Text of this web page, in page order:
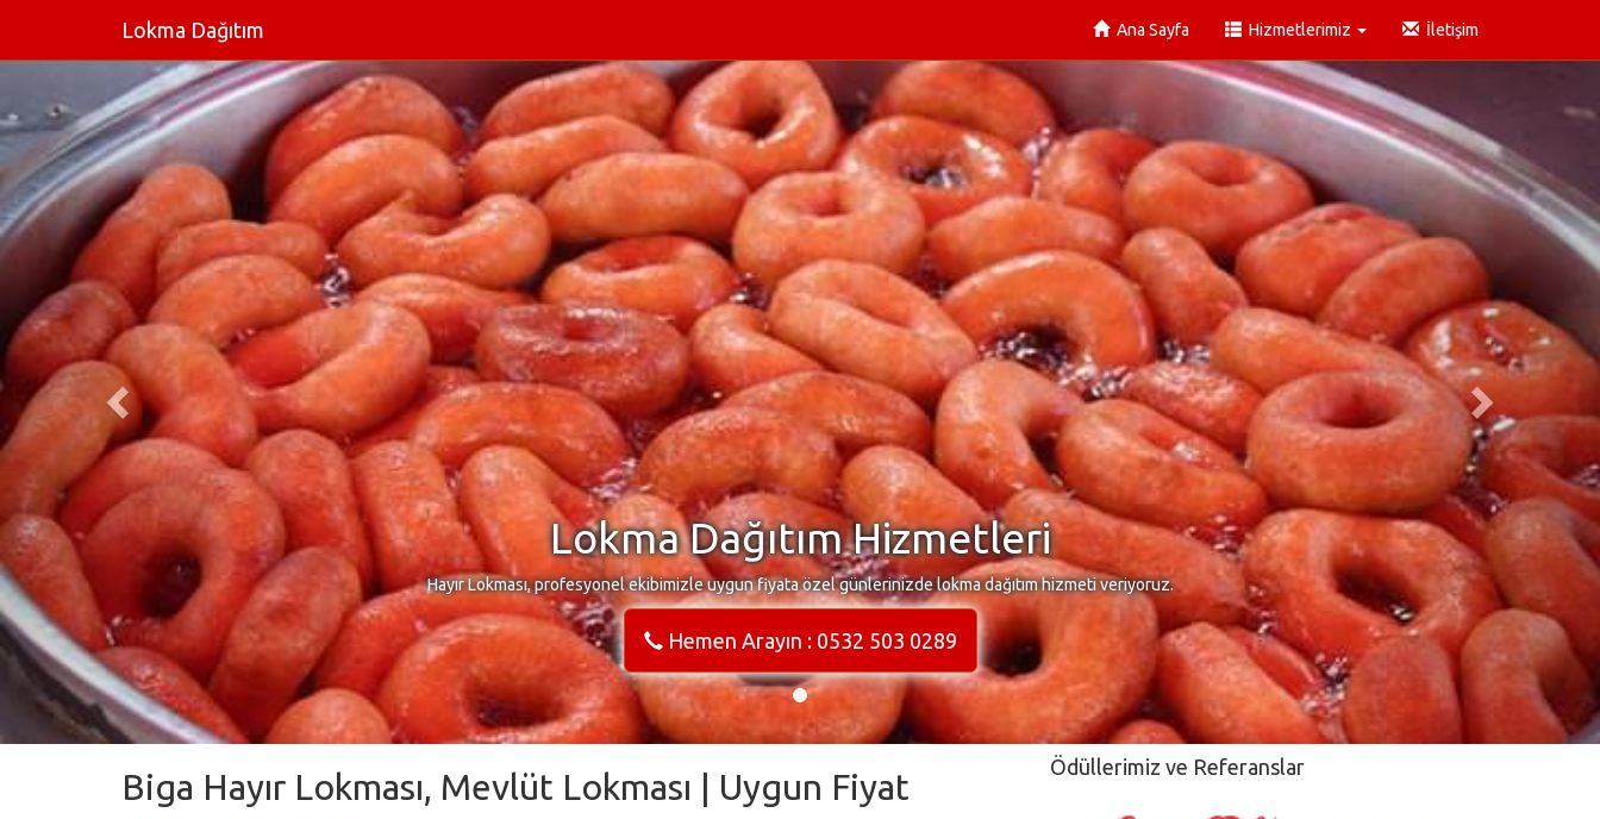
Lokma Dağıtım Ana Sayfa Hizmetlerimiz İletişim
Lokma Dağıtım Hizmetleri
Hayır Lokması, profesyonel ekibimizle uygun fiyata özel günlerinizde lokma dağıtım hizmeti veriyoruz.
Hemen Arayın : 0532 503 0289
Biga Hayır Lokması, Mevlüt Lokması | Uygun Fiyat Ödüllerimiz ve Referanslar